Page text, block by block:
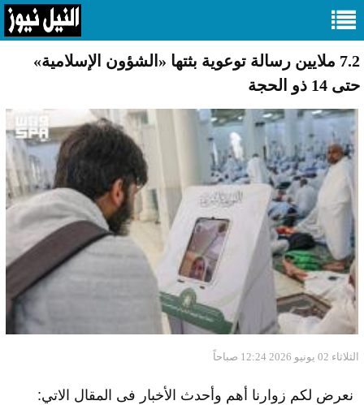
7.2 ملايين رسالة توعوية بثتها «الشؤون الإسلامية»
حتى 14 ذو الحجة
الثلاثاء 02 يونيو 2026 12:24 صباحاً
نعرض لكم زوارنا أهم وأحدث الأخبار فى المقال الاتي: